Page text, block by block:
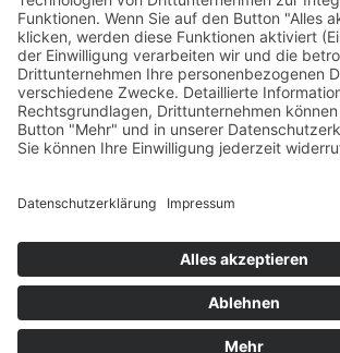
Verfügbarkeiten
Zahlung und Versand
Datenschutz
Fernabsatz
Widerrufsrecht MS
Kontakt
Garantiefall
Batterieverordnung